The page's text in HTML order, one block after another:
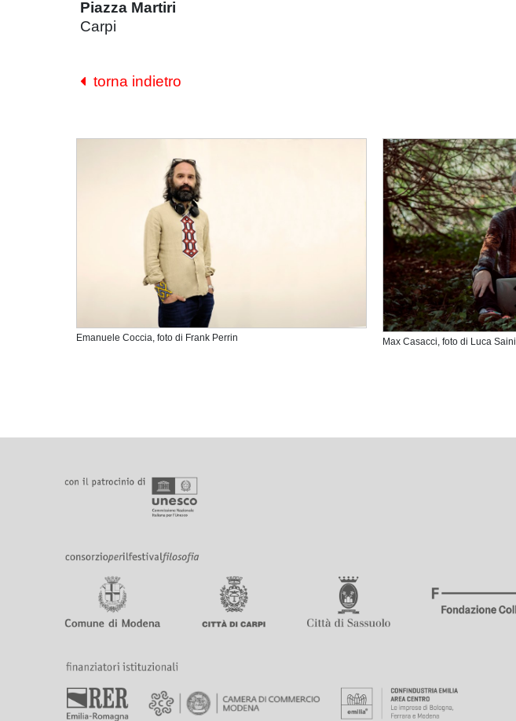
Piazza Martiri
Carpi
torna indietro
Emanuele Coccia, foto di Frank Perrin Max Casacci, foto di Luca Saini